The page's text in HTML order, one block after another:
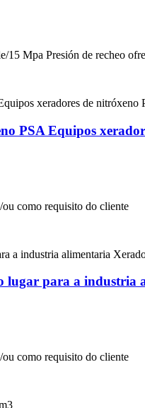
15 Mpa Presión de recheo
PSA Equipos
como requisito do cliente
lugar para a
como requisito do cliente